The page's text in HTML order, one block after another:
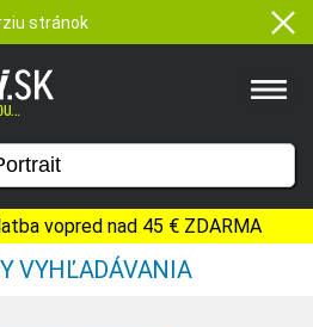
stránok
vopred nad 45 € ZDARMA
VYHĽADÁVANIA